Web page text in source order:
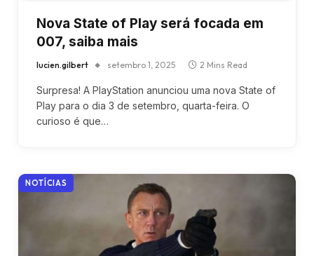
Nova State of Play será focada em
007, saiba mais
lucien.gilbert setembro 1, 2025 2 Mins Read
Surpresa! A PlayStation anunciou uma nova State of
Play para o dia 3 de setembro, quarta-feira. O
curioso é que…
NOTÍCIAS